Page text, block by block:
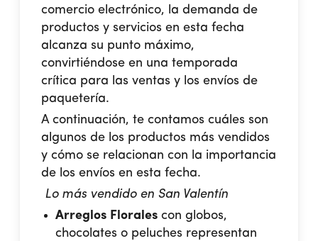
comercio electrónico, la demanda de
productos y servicios en esta fecha
alcanza su punto máximo,
convirtiéndose en una temporada
crítica para las ventas y losenvíos de
paquetería.
A continuación, te contamos cuáles son
algunos de los productos más vendidos
y cómo se relacionan con la importancia
de los envíos en esta fecha.
Lo más vendido en San Valentín
Arreglos Florales con globos,
chocolates o peluches representan